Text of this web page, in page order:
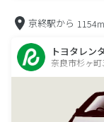
京終駅から 1154m
トヨタレン
奈良市杉ヶ町